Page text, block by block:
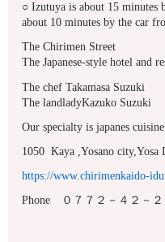
○ Izutuya is about 15 minutes
about 10 minutes by the car
The Chirimen Street
The Japanese-style hotel and
The chef Takamasa Suzuki
The landladyKazuko Suzuki
Our specialty is japanes cuisine.
1050 Kaya ,Yosano city,Yosa
https://www.chirimenkaido-
Phone ０７７２－４２－２